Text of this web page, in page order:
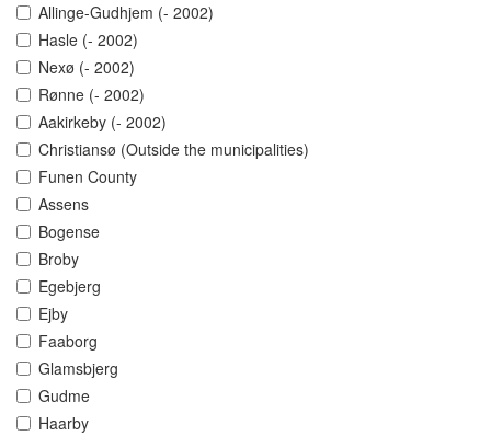
Allinge-Gudhjem (- 2002)
Hasle (- 2002)
Nexø (- 2002)
Rønne (- 2002)
Aakirkeby (- 2002)
Christiansø (Outside the municipalities)
Funen County
Assens
Bogense
Broby
Egebjerg
Ejby
Faaborg
Glamsbjerg
Gudme
Haarby